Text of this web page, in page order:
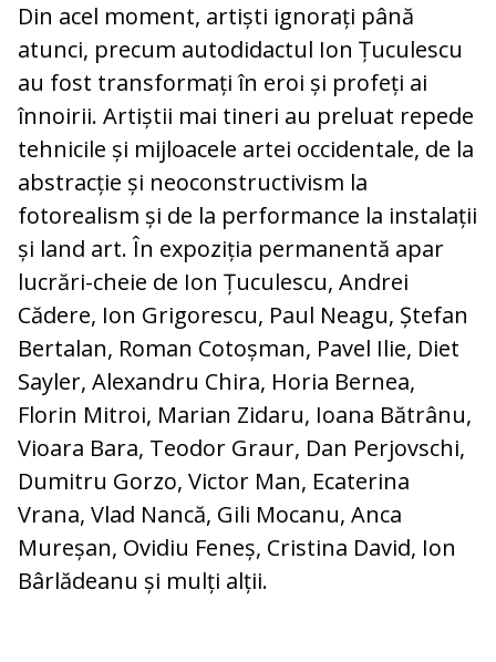
Din acel moment, artiști ignorați până
atunci, precum autodidactul Ion Țuculescu
au fost transformați în eroi și profeți ai
înnoirii. Artiștii mai tineri au preluat repede
tehnicile și mijloacele artei occidentale, de la
abstracție și neoconstructivism la
fotorealism și de la performance la instalații
și land art. În expoziția permanentă apar
lucrări-cheie de Ion Țuculescu, Andrei
Cădere, Ion Grigorescu, Paul Neagu, Ștefan
Bertalan, Roman Cotoșman, Pavel Ilie, Diet
Sayler, Alexandru Chira, Horia Bernea,
Florin Mitroi, Marian Zidaru, Ioana Bătrânu,
Vioara Bara, Teodor Graur, Dan Perjovschi,
Dumitru Gorzo, Victor Man, Ecaterina
Vrana, Vlad Nancă, Gili Mocanu, Anca
Mureșan, Ovidiu Feneș, Cristina David, Ion
Bârlădeanu și mulți alții.